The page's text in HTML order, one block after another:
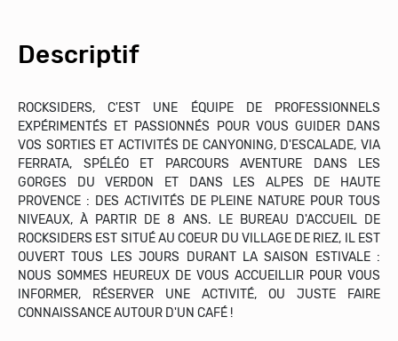
Descriptif
ROCKSIDERS, C'EST UNE ÉQUIPE DE PROFESSIONNELS
EXPÉRIMENTÉS ET PASSIONNÉS POUR VOUS GUIDER DANS
VOS SORTIES ET ACTIVITÉS DE CANYONING, D'ESCALADE, VIA
FERRATA, SPÉLÉO ET PARCOURS AVENTURE DANS LES
GORGES DU VERDON ET DANS LES ALPES DE HAUTE
PROVENCE : DES ACTIVITÉS DE PLEINE NATURE POUR TOUS
NIVEAUX, À PARTIR DE 8 ANS. LE BUREAU D'ACCUEIL DE
ROCKSIDERS EST SITUÉ AU COEUR DU VILLAGE DE RIEZ, IL EST
OUVERT TOUS LES JOURS DURANT LA SAISON ESTIVALE :
NOUS SOMMES HEUREUX DE VOUS ACCUEILLIR POUR VOUS
INFORMER, RÉSERVER UNE ACTIVITÉ, OU JUSTE FAIRE
CONNAISSANCE AUTOUR D'UN CAFÉ !